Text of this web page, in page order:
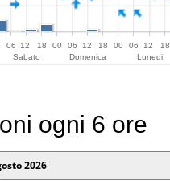
06
12
Sabato
18 00 06
12
Domenica
18 00 06
12
Lunedi
18
ogni 6 ore
2026